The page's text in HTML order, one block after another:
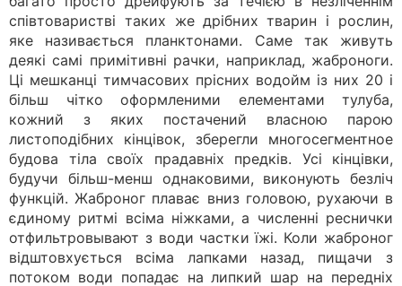
співтоваристві таких же дрібних тварин і рослин,
яке називається планктонами. Саме так живуть
деякі самі примітивні рачки, наприклад, жаброноги.
Ці мешканці тимчасових прісних водойм із них 20 і
більш чітко оформленими елементами тулуба,
кожний з яких постачений власною парою
листоподібних кінцівок, зберегли многосегментное
будова тіла своїх прадавніх предків. Усі кінцівки,
будучи більш-менш однаковими, виконують безліч
функцій. Жаброног плаває вниз головою, рухаючи в
єдиному ритмі всіма ніжками, а численні реснички
отфильтровывают з води частки їжі. Коли жаброног
відштовхується всіма лапками назад, пищачи з
потоком води попадає на липкий шар на передніх